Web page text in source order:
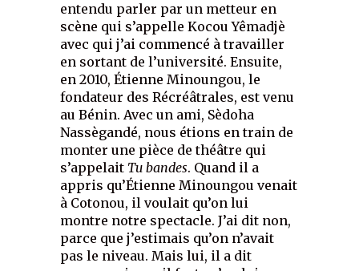
entendu parler par un metteur en
scène qui s’appelle Kocou Yêmadjè
avec qui j’ai commencé à travailler
en sortant de l’université. Ensuite,
en 2010, Étienne Minoungou, le
fondateur des Récréâtrales, est venu
au Bénin. Avec un ami, Sèdoha
Nassègandé, nous étions en train de
monter une pièce de théâtre qui
s’appelait Tu bandes. Quand il a
appris qu’Étienne Minoungou venait
à Cotonou, il voulait qu’on lui
montre notre spectacle. J’ai dit non,
parce que j’estimais qu’on n’avait
pas le niveau. Mais lui, il a dit